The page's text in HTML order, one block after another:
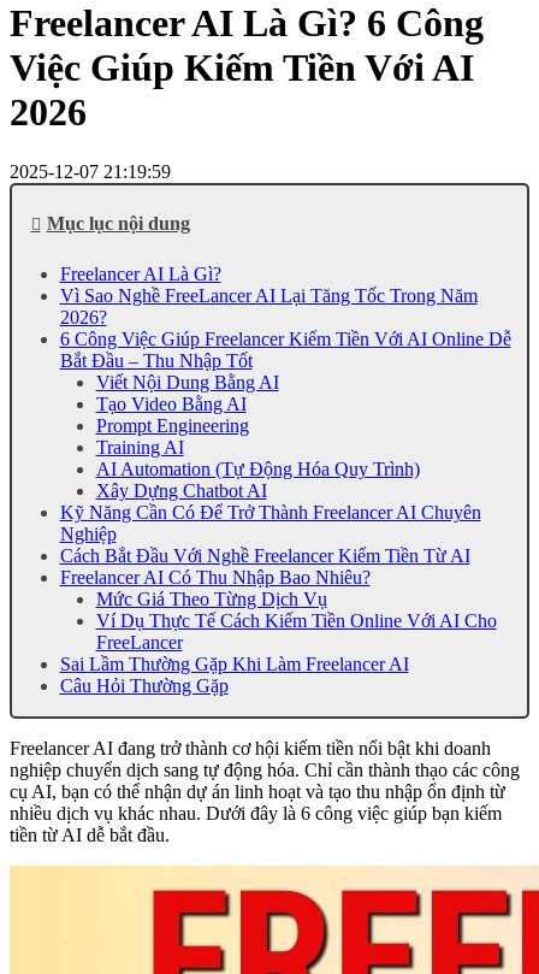
Freelancer AI Là Gì? 6 Công
Việc Giúp Kiếm Tiền Với AI
2026
2025-12-07 21:19:59
Mục lục nội dung
Freelancer AI Là Gì?
Vì Sao Nghề FreeLancer AI Lại Tăng Tốc Trong Năm
2026?
6 Công Việc Giúp Freelancer Kiếm Tiền Với AI Online Dễ
Bắt Đầu – Thu Nhập Tốt
Viết Nội Dung Bằng AI
Tạo Video Bằng AI
Prompt Engineering
Training AI
AI Automation (Tự Động Hóa Quy Trình)
Xây Dựng Chatbot AI
Kỹ Năng Cần Có Để Trở Thành Freelancer AI Chuyên
Nghiệp
Cách Bắt Đầu Với Nghề Freelancer Kiếm Tiền Từ AI
Freelancer AI Có Thu Nhập Bao Nhiêu?
Mức Giá Theo Từng Dịch Vụ
Ví Dụ Thực Tế Cách Kiếm Tiền Online Với AI Cho
FreeLancer
Sai Lầm Thường Gặp Khi Làm Freelancer AI
Câu Hỏi Thường Gặp
Freelancer AI đang trở thành cơ hội kiếm tiền nổi bật khi doanh
nghiệp chuyển dịch sang tự động hóa. Chỉ cần thành thạo các công
cụ AI, bạn có thể nhận dự án linh hoạt và tạo thu nhập ổn định từ
nhiều dịch vụ khác nhau. Dưới đây là 6 công việc giúp bạn kiếm
tiền từ AI dễ bắt đầu.